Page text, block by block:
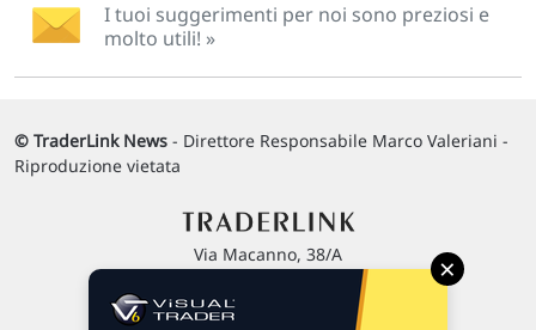
I tuoi suggerimenti per noi sono preziosi e
molto utili! »
© TraderLink News - Direttore Responsabile Marco Valeriani -
Riproduzione vietata
Via Macanno, 38/A
P.IVA 02 452 460 401
×